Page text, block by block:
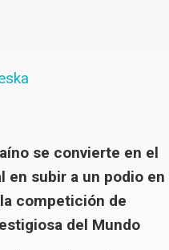
se convierte en el
en subir a un podio en
competición de
del Mundo